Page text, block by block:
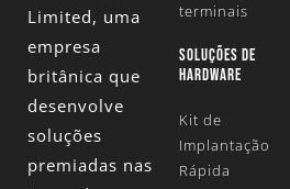
Limited, uma
empresa
britânica que
desenvolve
soluções
premiadas nas
terminais
SOLUÇÕES DE
HARDWARE
Kit de
Implantação
Rápida